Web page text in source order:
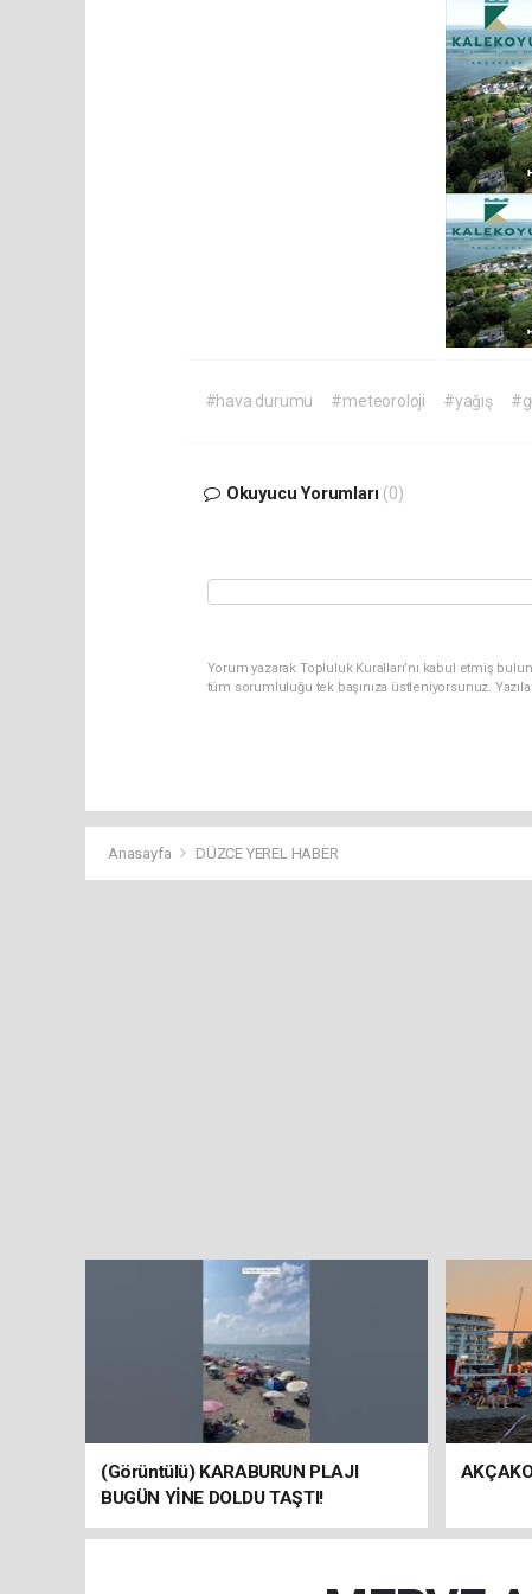
#hava durumu #meteoroloji #yağış
Okuyucu Yorumları (0)
Yorum yazarak Topluluk Kuralları’nı kabul etmiş
tüm sorumluluğu tek başınıza üstleniyorsunuz.
Anasayfa DÜZCE YEREL HABER
(Görüntülü) KARABURUN PLAJI
BUGÜN YİNE DOLDU TAŞTI!